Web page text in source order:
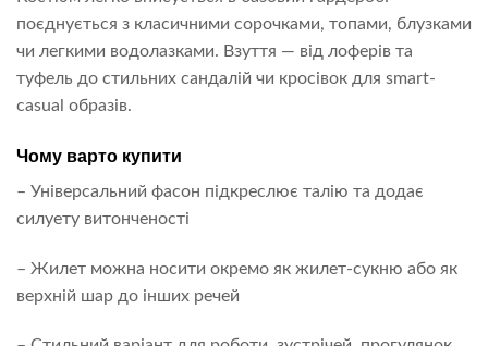
поєднується з класичними сорочками, топами, блузками
чи легкими водолазками. Взуття — від лоферів та
туфель до стильних сандалій чи кросівок для smart-
casual образів.
Чому варто купити
– Універсальний фасон підкреслює талію та додає
силуету витонченості
– Жилет можна носити окремо як жилет-сукню або як
верхній шар до інших речей